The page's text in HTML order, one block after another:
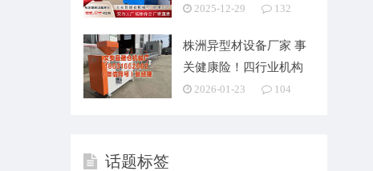
近4场欧协联
2025-12-29 132
株洲异型材设备厂家 事
关健康险！四行业机构
集体发
2026-01-23 104
话题标签